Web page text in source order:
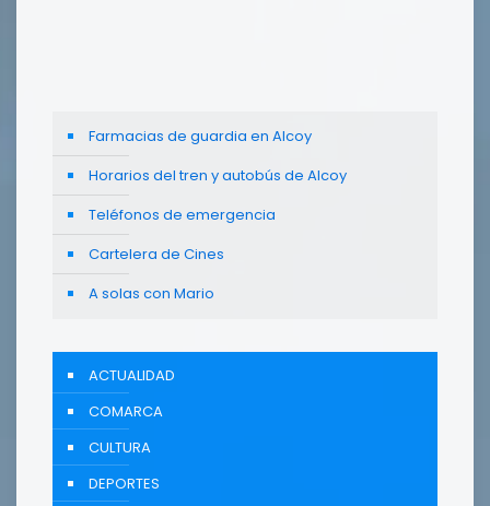
Farmacias de guardia en Alcoy
Horarios del tren y autobús de Alcoy
Teléfonos de emergencia
Cartelera de Cines
A solas con Mario
ACTUALIDAD
COMARCA
CULTURA
DEPORTES